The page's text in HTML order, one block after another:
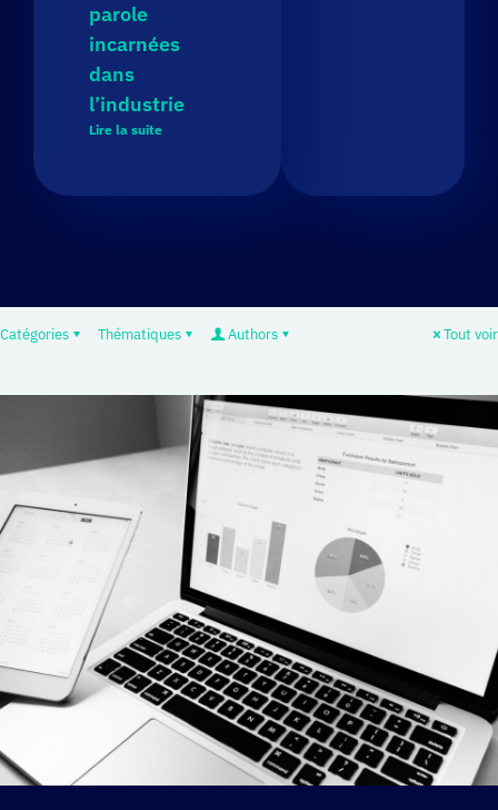
parole
incarnées
dans
l’industrie
Lire la suite
Catégories Thématiques Authors Tout voir